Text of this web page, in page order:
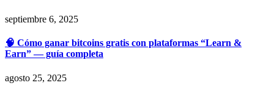
septiembre 6, 2025
🧠 Cómo ganar bitcoins gratis con plataformas “Learn &
Earn” — guía completa
agosto 25, 2025